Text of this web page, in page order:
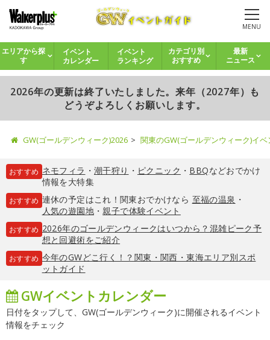
MENU
エリアから探
す
イベント
カレンダー
イベント
ランキング
カテゴリ別
おすすめ
最新
ニュース
2026年の更新は終了いたしました。来年（2027年）も
どうぞよろしくお願いします。
GW(ゴールデンウィーク)2026 関東のGW(ゴールデンウィーク)イ
おすすめ ネモフィラ ・ 潮干狩り ・ ピクニック ・ BBQなどおでかけ
情報を大特集
おすすめ 連休の予定はこれ！関東おでかけなら 至福の温泉 ・
人気の遊園地・親子で体験イベント
おすすめ 2026年のゴールデンウィークはいつから？混雑ピーク予
想と回避術をご紹介
おすすめ 今年のGWどこ行く！？関東・関西・東海エリア別スポ
ットガイド
GWイベントカレンダー
日付をタップして、GW(ゴールデンウィーク)に開催されるイベント
情報をチェック